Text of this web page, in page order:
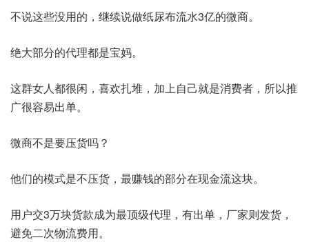
不说这些没用的，继续说做纸尿布流水3亿的微商。
绝大部分的代理都是宝妈。
这群女人都很闲，喜欢扎堆，加上自己就是消费者，所以推
广很容易出单。
微商不是要压货吗？
他们的模式是不压货，最赚钱的部分在现金流这块。
用户交3万块货款成为最顶级代理，有出单，厂家则发货，
避免二次物流费用。